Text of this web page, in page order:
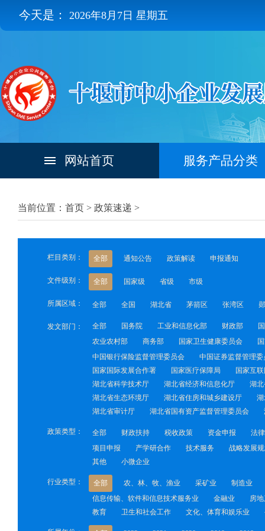
今天是： 2026年8月7日 星期五
网站首页 服务产品分类
当前位置：首页 > 政策速递 >
栏目类别： 全部 通知公告 政策解读 申报通知
文件级别： 全部 国家级 省级 市级
所属区域： 全部 全国 湖北省 茅箭区 张湾区
发文部门： 全部 国务院 工业和信息化部 财政部
农业农村部
商务部 国家卫生健康委员会
中国银行保险监督管理委员会
中国证券监督管理委
国家国际发展合作署
国家医疗保障局
国家互
湖北省科学技术厅
湖北省经济和信息化厅
湖
湖北省生态环境厅
湖北省住房和城乡建设厅
湖北省审计厅
湖北省国有资产监督管理委员会
政策类型： 全部 财政扶持 税收政策 资金申报
法
项目申报
产学研合作 技术服务
战略发展
其他
小微企业
行业类型： 全部 农、林、牧、渔业 采矿业
制造业
信息传输、软件和信息技术服务业
金融业
房
教育
卫生和社会工作 文化、体育和娱乐业